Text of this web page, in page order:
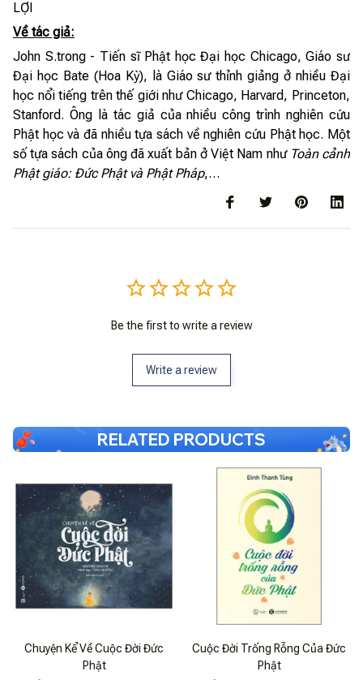
LỢI
Về tác giả:
John S.trong - Tiến sĩ Phật học Đại học Chicago, Giáo sư
Đại học Bate (Hoa Kỳ), là Giáo sư thỉnh giảng ở nhiều Đại
học nổi tiếng trên thế giới như Chicago, Harvard, Princeton,
Stanford. Ông là tác giả của nhiều công trình nghiên cứu
Phật học và đã nhiều tựa sách về nghiên cứu Phật học. Một
số tựa sách của ông đã xuất bản ở Việt Nam như Toàn cảnh
Phật giáo: Đức Phật và Phật Pháp,…
Be the first to write a review
Write a review
RELATED PRODUCTS
Chuyện Kể Về Cuộc Đời Đức
Phật
Cuộc Đời Trống Rỗng Của Đức
Phật